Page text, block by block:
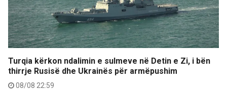
Turqia kërkon ndalimin e sulmeve në Detin e Zi, i bën
thirrje Rusisë dhe Ukrainës për armëpushim
08/08 22:59